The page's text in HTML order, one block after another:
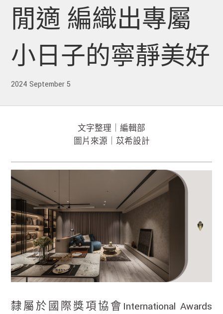
閒適 編織出專屬
小日子的寧靜美好
2024 September 5
文字整理｜編輯部
圖片來源｜苡希設計
隸屬於國際獎項協會International Awards